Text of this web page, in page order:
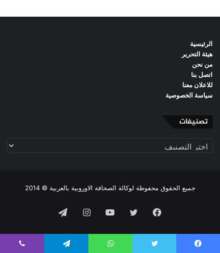
الرئيسية
هيئة التحرير
من نحن
اتصل بنا
للاعلان معنا
سياسة الخصوصية
تصنيفات
تصنيفات
جميع الحقوق محفوظة لوكالة الصحافة الاوروبية بالعربية © 2014
فيسبوك تويتر يوتيوبانستقرامتيلقرام